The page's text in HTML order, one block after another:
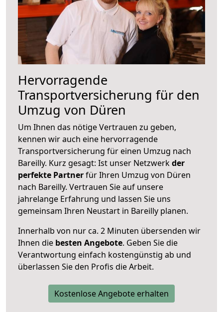
Hervorragende
Transportversicherung für den
Umzug von Düren
Um Ihnen das nötige Vertrauen zu geben,
kennen wir auch eine hervorragende
Transportversicherung für einen Umzug nach
Bareilly. Kurz gesagt: Ist unser Netzwerkder
perfekte Partnerfür Ihren Umzug von Düren
nach Bareilly. Vertrauen Sie auf unsere
jahrelange Erfahrung und lassen Sie uns
gemeinsam Ihren Neustart in Bareilly planen.
Innerhalb von nur ca. 2 Minuten übersenden wir
Ihnen die besten Angebote. Geben Sie die
Verantwortung einfach kostengünstig ab und
überlassen Sie den Profis die Arbeit.
Kostenlose Angebote erhalten